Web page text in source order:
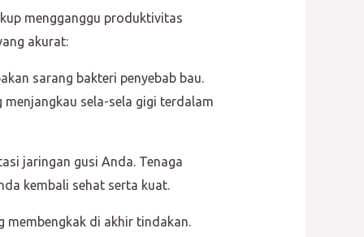
mengganggu produktivitas
akurat:
sarang bakteri penyebab bau.
sela-sela gigi terdalam
jaringan gusi Anda. Tenaga
kembali sehat serta kuat.
membengkak di akhir tindakan.